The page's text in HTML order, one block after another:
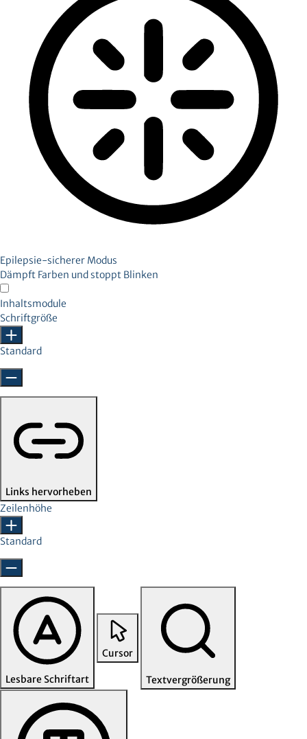
Epilepsie-sicherer Modus
Dämpft Farben und stoppt Blinken
Inhaltsmodule
Schriftgröße
Standard
Links hervorheben
Zeilenhöhe
Standard
Lesbare Schriftart
Cursor
Textvergrößerung